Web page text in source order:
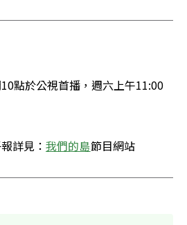
點於公視首播，週六上午11:00
詳見： 我們的島節目網站